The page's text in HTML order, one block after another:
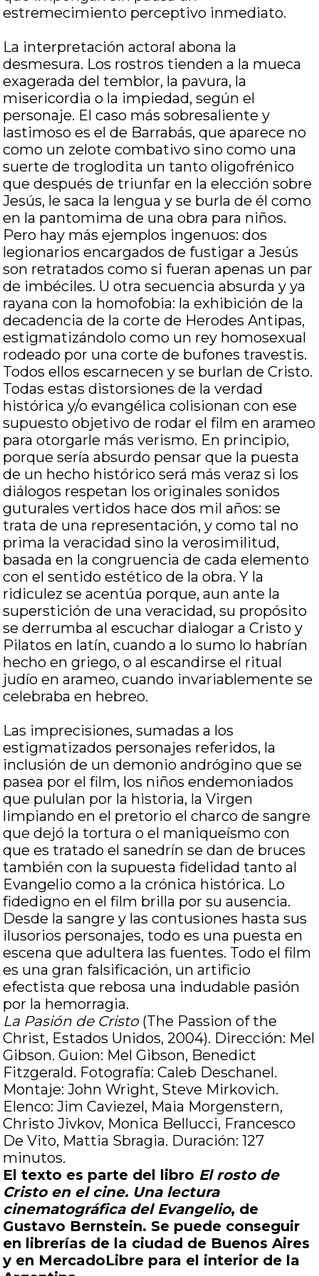
estremecimiento perceptivo inmediato.
La interpretación actoral abona la
desmesura. Los rostros tienden a la mueca
exagerada del temblor, la pavura, la
misericordia o la impiedad, según el
personaje. El caso más sobresaliente y
lastimoso es el de Barrabás, que aparece no
como un zelote combativo sino como una
suerte de troglodita un tanto oligofrénico
que después de triunfar en la elección sobre
Jesús, le saca la lengua y se burla de él como
en la pantomima de una obra para niños.
Pero hay más ejemplos ingenuos: dos
legionarios encargados de fustigar a Jesús
son retratados como si fueran apenas un par
de imbéciles. U otra secuencia absurda y ya
rayana con la homofobia: la exhibición de la
decadencia de la corte de Herodes Antipas,
estigmatizándolo como un rey homosexual
rodeado por una corte de bufones travestis.
Todos ellos escarnecen y se burlan de Cristo.
Todas estas distorsiones de la verdad
histórica y/o evangélica colisionan con ese
supuesto objetivo de rodar el film en arameo
para otorgarle más verismo. En principio,
porque sería absurdo pensar que la puesta
de un hecho histórico será más veraz si los
diálogos respetan los originales sonidos
guturales vertidos hace dos mil años: se
trata de una representación, y como tal no
prima la veracidad sino la verosimilitud,
basada en la congruencia de cada elemento
con el sentido estético de la obra. Y la
ridiculez se acentúa porque, aun ante la
superstición de una veracidad, su propósito
se derrumba al escuchar dialogar a Cristo y
Pilatos en latín, cuando a lo sumo lo habrían
hecho en griego, o al escandirse el ritual
judío en arameo, cuando invariablemente se
celebraba en hebreo.
Las imprecisiones, sumadas a los
estigmatizados personajes referidos, la
inclusión de un demonio andrógino que se
pasea por el film, los niños endemoniados
que pululan por la historia, la Virgen
limpiando en el pretorio el charco de sangre
que dejó la tortura o el maniqueísmo con
que es tratado el sanedrín se dan de bruces
también con la supuesta fidelidad tanto al
Evangelio como a la crónica histórica. Lo
fidedigno en el film brilla por su ausencia.
Desde la sangre y las contusiones hasta sus
ilusorios personajes, todo es una puesta en
escena que adultera las fuentes. Todo el film
es una gran falsificación, un artificio
efectista que rebosa una indudable pasión
por la hemorragia.
La Pasión de Cristo(The Passion of the
Christ, Estados Unidos, 2004). Dirección: Mel
Gibson. Guion: Mel Gibson, Benedict
Fitzgerald. Fotografía: Caleb Deschanel.
Montaje: John Wright, Steve Mirkovich.
Elenco: Jim Caviezel, Maia Morgenstern,
Christo Jivkov, Monica Bellucci, Francesco
De Vito, Mattia Sbragia. Duración: 127
minutos.
El texto es parte del libro El rosto de
Cristo en el cine. Una lectura
cinematográfica del Evangelio, de
Gustavo Bernstein. Se puede conseguir
en librerías de la ciudad de Buenos Aires
y en MercadoLibre para el interior de la